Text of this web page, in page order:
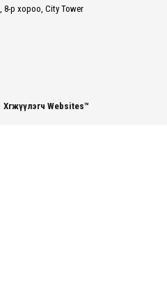
8-р хороо, City Tower
Хөгжүүлэгч Websites™